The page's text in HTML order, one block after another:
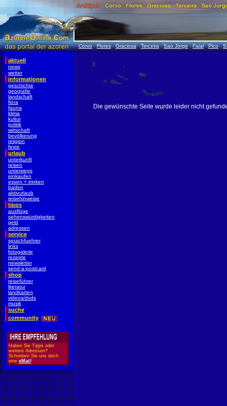
Corvo Flores Graciosa Terceira Sao Jorge Faial Pico
aktuell
news
wetter
informationen
geschichte
geografie
landschaft
flora
fauna
klima
kultur
politik
wirtschaft
bevölkerung
religion
feste
urlaub
unterkunft
reisen
unterwegs
einkaufen
essen + trinken
baden
aktivurlaub
reisehinweise
tipps
ausflüge
sehenswürdigkeiten
geld
adressen
service
sprachfuehrer
links
fotogalerie
rezepte
newsletter
send-a-postcard
shop
reiseführer
literatur
landkarten
videos/dvds
musik
suche
community
Haben Sie Tipps oder
weitere Adressen?
Schreiben Sie uns doch
eine eMail !
Die gewünschte Seite wurde leider nicht